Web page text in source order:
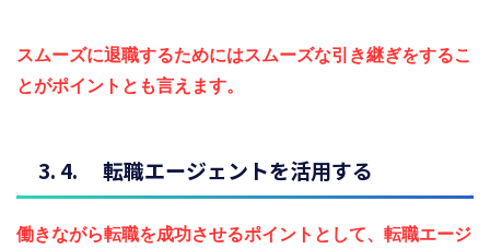
スムーズに退職するためにはスムーズな引き継ぎをするこ
とがポイントとも言えます。
転職エージェントを活用する
働きながら転職を成功させるポイントとして、転職エージ